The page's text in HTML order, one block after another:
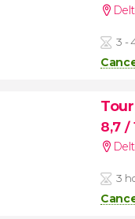
3 -
8,7 /
3